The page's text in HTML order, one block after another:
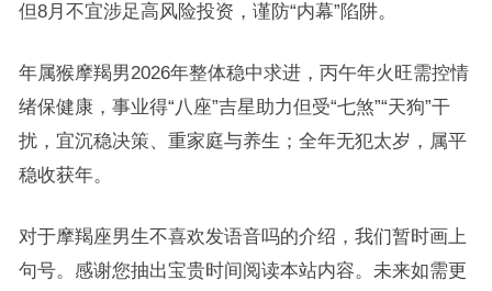
但8月不宜涉足高风险投资，谨防“内幕”陷阱。
年属猴摩羯男2026年整体稳中求进，丙午年火旺需控情
绪保健康，事业得“八座”吉星助力但受“七煞”“天狗”干
扰，宜沉稳决策、重家庭与养生；全年无犯太岁，属平
稳收获年。
对于摩羯座男生不喜欢发语音吗的介绍，我们暂时画上
句号。感谢您抽出宝贵时间阅读本站内容。未来如需更